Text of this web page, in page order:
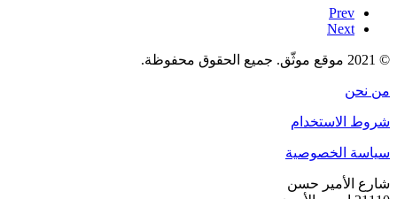
Prev
Next
© 2021 موقع موثّق. جميع الحقوق محفوظة.
من نحن
شروط الاستخدام
سياسة الخصوصية
شارع الأمير حسن